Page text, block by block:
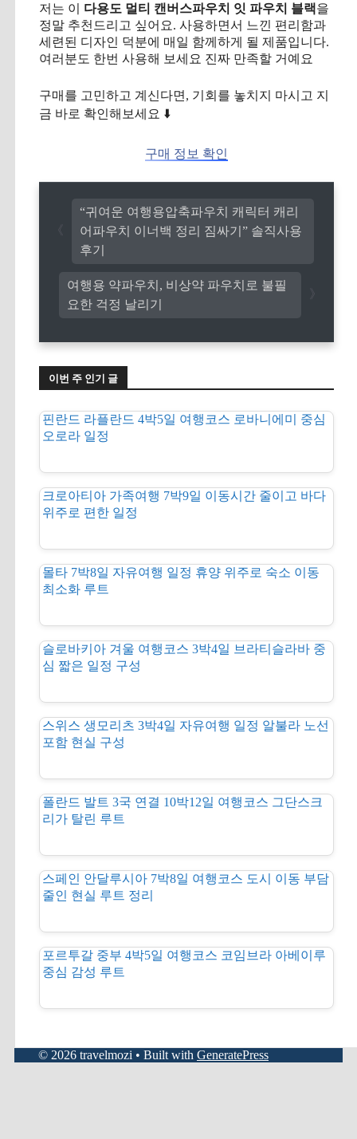
저는 이 다용도 멀티 캔버스파우치 잇 파우치 블랙을
정말 추천드리고 싶어요. 사용하면서 느낀 편리함과
세련된 디자인 덕분에 매일 함께하게 될 제품입니다.
여러분도 한번 사용해 보세요 진짜 만족할 거예요
구매를 고민하고 계신다면, 기회를 놓치지 마시고 지
금 바로 확인해보세요 ⬇️
구매 정보 확인
여행용 약파우치, 비상약 파우치로 불필
요한 걱정 날리기
“귀여운 여행용압축파우치 캐릭터 캐리
어파우치 이너백 정리 짐싸기” 솔직사용
후기
이번 주 인기 글
핀란드 라플란드 4박5일 여행코스 로바니에미 중심
오로라 일정
크로아티아 가족여행 7박9일 이동시간 줄이고 바다
위주로 편한 일정
몰타 7박8일 자유여행 일정 휴양 위주로 숙소 이동
최소화 루트
슬로바키아 겨울 여행코스 3박4일 브라티슬라바 중
심 짧은 일정 구성
스위스 생모리츠 3박4일 자유여행 일정 알불라 노선
포함 현실 구성
폴란드 발트 3국 연결 10박12일 여행코스 그단스크
리가 탈린 루트
스페인 안달루시아 7박8일 여행코스 도시 이동 부담
줄인 현실 루트 정리
포르투갈 중부 4박5일 여행코스 코임브라 아베이루
중심 감성 루트
© 2026 travelmozi • Built with GeneratePress